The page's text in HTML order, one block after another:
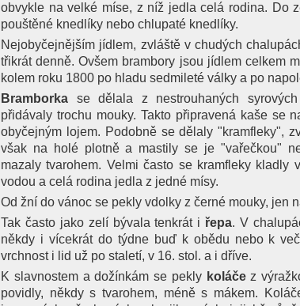
obvykle na velké míse, z níž jedla celá rodina. Do
pouštěné knedlíky nebo chlupaté knedlíky.
Nejobyčejnějším jídlem, zvláště v chudých
třikrát denně. Ovšem brambory jsou jídlem celkem
kolem roku 1800 po hladu sedmileté války a po
Bramborka se dělala z nestrouhaných
přidávaly trochu mouky. Takto připravená kaše se
obyčejným lojem. Podobně se dělaly "kramfleky",
však na holé plotně a mastily se je "vařečkou"
mazaly tvarohem. Velmi často se kramfleky
vodou a celá rodina jedla z jedné mísy.
Od žní do vánoc se pekly vdolky z černé mouky, jen
Tak často jako zelí bývala tenkrát i řepa. V
někdy i vícekrát do týdne buď k obědu nebo k
vrchnost i lid už po staletí, v 16. stol. a i dříve.
K slavnostem a dožínkám se pekly koláčez
povidly, někdy s tvarohem, méně s mákem.